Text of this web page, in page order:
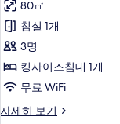
가
능
한
터
사
진
모
두
보
기
80㎡
침실 1개
3명
킹사이즈침대 1개
무료 WiFi
자세히 보기
Siam